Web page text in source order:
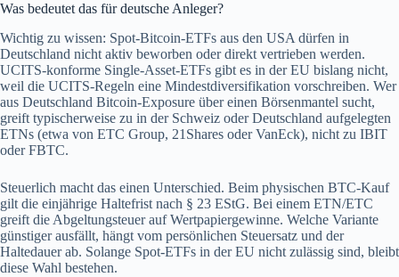
Was bedeutet das für deutsche Anleger?
Wichtig zu wissen: Spot-Bitcoin-ETFs aus den USA dürfen in
Deutschland nicht aktiv beworben oder direkt vertrieben werden.
UCITS-konforme Single-Asset-ETFs gibt es in der EU bislang nicht,
weil die UCITS-Regeln eine Mindestdiversifikation vorschreiben. Wer
aus Deutschland Bitcoin-Exposure über einen Börsenmantel sucht,
greift typischerweise zu in der Schweiz oder Deutschland aufgelegten
ETNs (etwa von ETC Group, 21Shares oder VanEck), nicht zu IBIT
oder FBTC.
Steuerlich macht das einen Unterschied. Beim physischen BTC-Kauf
gilt die einjährige Haltefrist nach § 23 EStG. Bei einem ETN/ETC
greift die Abgeltungsteuer auf Wertpapiergewinne. Welche Variante
günstiger ausfällt, hängt vom persönlichen Steuersatz und der
Haltedauer ab. Solange Spot-ETFs in der EU nicht zulässig sind, bleibt
diese Wahl bestehen.